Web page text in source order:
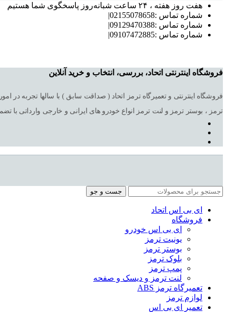
هفت روز هفته ، ۲۴ ساعت شبانه‌روز پاسخگوی شما هستیم
شماره تماس :02155078658|
شماره تماس :09129470388|
شماره تماس :09107472885|
فروشگاه اینترنتی اتحاد، بررسی، انتخاب و خرید آنلاین
ترمز ، بوستر ترمز و لنت ترمز انواع خودرو های ایرانی و خارجی وارداتی با
جست و جو
ای بی اس اتحاد
فروشگاه
ای بی اس خودرو
یونیت ترمز
بوستر ترمز
بلوک ترمز
پمپ ترمز
لنت ترمز و دیسک و صفحه
تعمیرگاه ترمز ABS
لوازم ترمز
تعمیر ای بی اس